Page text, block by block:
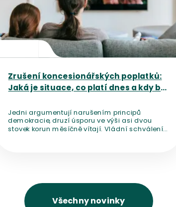
Zrušení koncesionářských poplatků:
Jaká je situace, co platí dnes a kdy by
Jedni argumentují narušením principů
demokracie, druzí úsporu ve výši asi dvou
stovek korun měsíčně vítají. Vládní schválení
Všechny novinky